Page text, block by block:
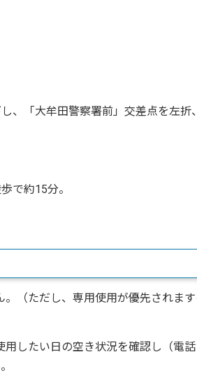
、「大牟田警察署前」交差点を左折
で約15分。
。（ただし、専用使用が優先されま
用したい日の空き状況を確認し（電話